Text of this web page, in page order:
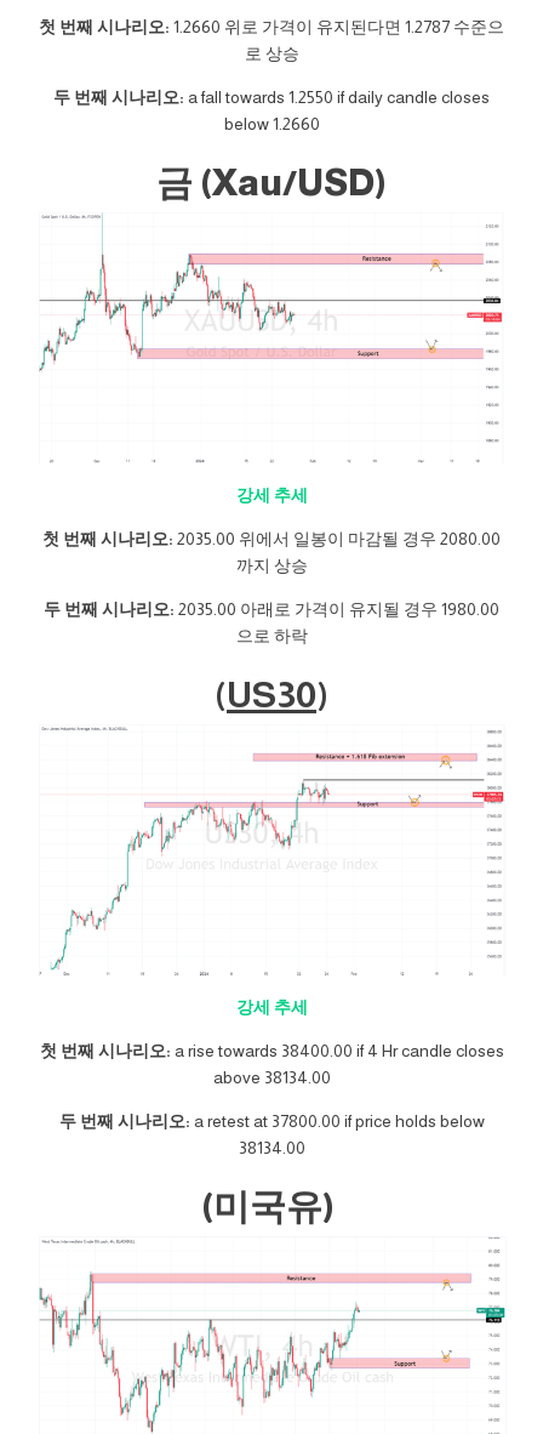
첫 번째 시나리오: 1.2660 위로 가격이 유지된다면 1.2787 수준으
로 상승
두 번째 시나리오: a fall towards 1.2550 if daily candle closes
below 1.2660
금 (Xau/USD)
강세 추세
첫 번째 시나리오: 2035.00 위에서 일봉이 마감될 경우 2080.00
까지 상승
두 번째 시나리오: 2035.00 아래로 가격이 유지될 경우 1980.00
으로 하락
(US30)
강세 추세
첫 번째 시나리오: a rise towards 38400.00 if 4 Hr candle closes
above 38134.00
두 번째 시나리오: a retest at 37800.00 if price holds below
38134.00
(미국유)